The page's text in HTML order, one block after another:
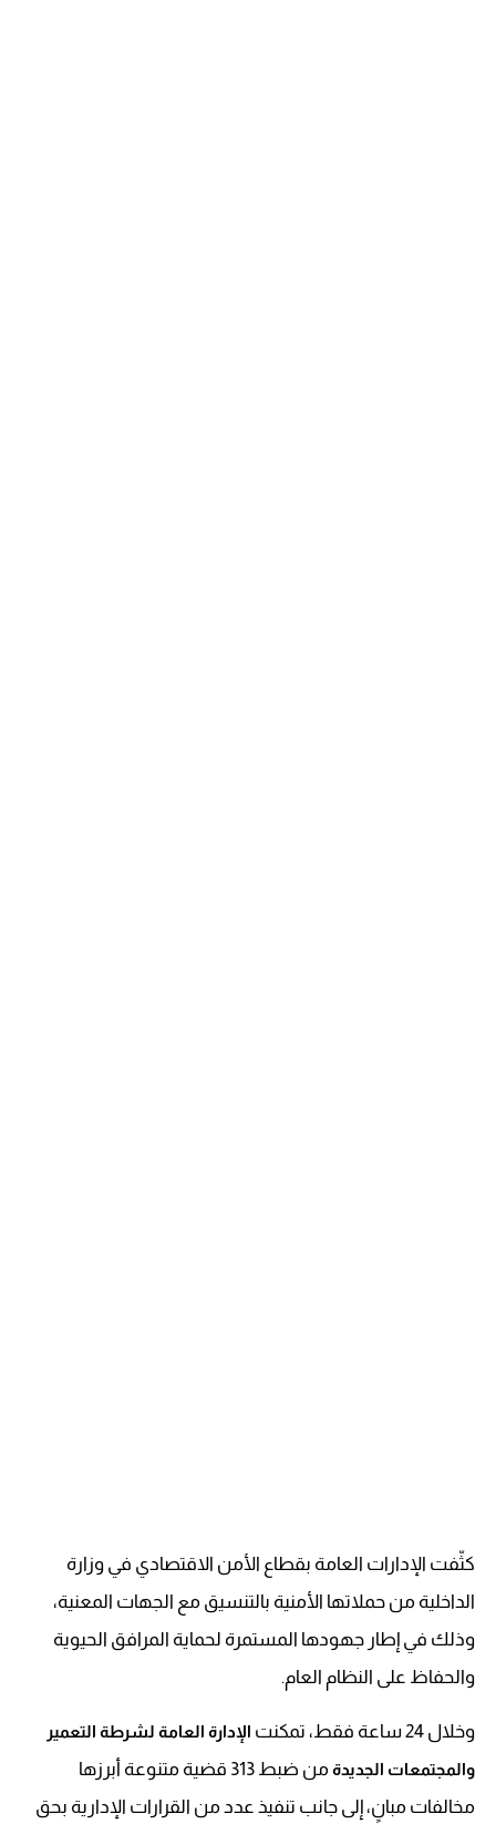
كثّفت الإدارات العامة بقطاع الأمن الاقتصادي في وزارة
الداخلية من حملاتها الأمنية بالتنسيق مع الجهات المعنية،
وذلك في إطار جهودها المستمرة لحماية المرافق الحيوية
والحفاظ على النظام العام.
وخلال 24 ساعة فقط، تمكنت
الإدارة العامة لشرطة التعمير
والمجتمعات الجديدة
من ضبط 313 قضية متنوعة أبرزها
مخالفات مبانٍ، إلى جانب تنفيذ عدد من القرارات الإدارية بحق